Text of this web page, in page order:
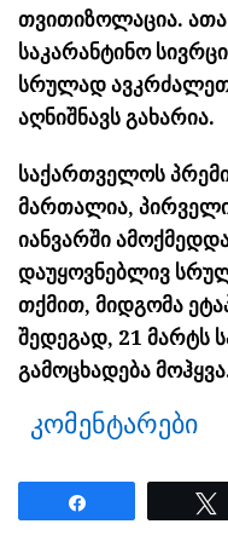
თვითიზოლაცია.
საკარანტინო
სრულად
აღნიშნავს გახარია.
საქართველოს
მართალია,
იანვარში
დაუყოვნებლივ
თქმით, მიდგომა
შედეგად, 21 მარტს
გამოცხადება
კომენტარები